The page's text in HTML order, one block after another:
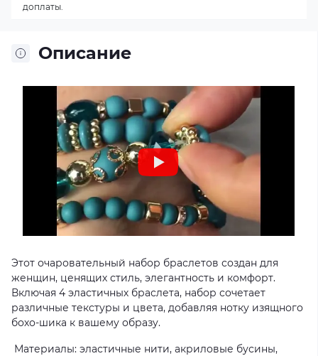
Описание
Этот очаровательный набор браслетов создан для
женщин, ценящих стиль, элегантность и комфорт.
Включая 4 эластичных браслета, набор сочетает
различные текстуры и цвета, добавляя нотку изящного
бохо-шика к вашему образу.
Материалы: эластичные нити, акриловые бусины,
доплаты.